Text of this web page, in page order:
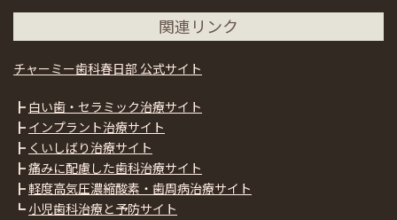
関連リンク
チャーミー歯科春日部 公式サイト
┣ 白い歯・セラミック治療サイト
┣ インプラント治療サイト
┣ くいしばり治療サイト
┣痛みに配慮した歯科治療サイト
┣軽度高気圧濃縮酸素・歯周病治療サイト
┗ 小児歯科治療と予防サイト